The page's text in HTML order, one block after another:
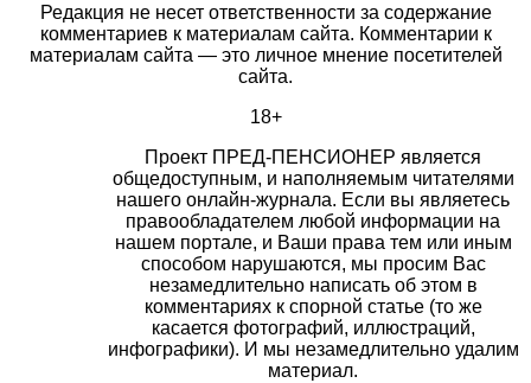
Редакция не несет ответственности за содержание
комментариев к материалам сайта. Комментарии к
материалам сайта — это личное мнение посетителей
сайта.
18+
Проект ПРЕД-ПЕНСИОНЕР является
общедоступным, и наполняемым читателями
нашего онлайн-журнала. Если вы являетесь
правообладателем любой информации на
нашем портале, и Ваши права тем или иным
способом нарушаются, мы просим Вас
незамедлительно написать об этом в
комментариях к спорной статье (то же
касается фотографий, иллюстраций,
инфографики). И мы незамедлительно удалим
материал.